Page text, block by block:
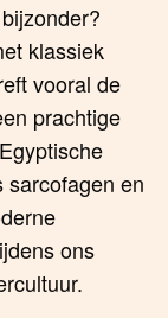
klassiek
vooral de
prachtige
sarcofagen en
ons